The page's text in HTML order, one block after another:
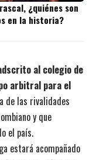
¿quiénes son
en la historia?
al colegio de
arbitral para el
de las rivalidades
y que
el país.
estará acompañado